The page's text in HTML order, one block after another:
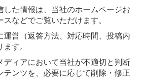
した情報は、当社のホームページお
スなどでご覧いただけます。
運営（返答方法、対応時間、投稿内
す。
ディアにおいて当社が不適切と判断
テンツを、必要に応じて削除・修正